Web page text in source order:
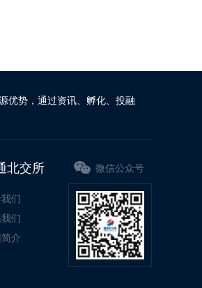
优势，通过资讯、孵化、投融
北交所
们
们
介
微信公众号